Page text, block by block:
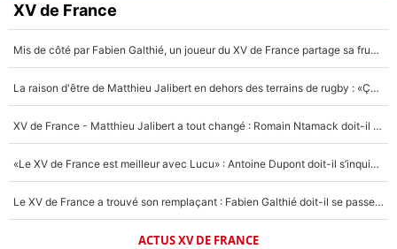
XV de France
Mis de côté par Fabien Galthié, un joueur du XV de France partage sa frustration : «ils ne me l’ont pas dit tout de suite»
La raison d'être de Matthieu Jalibert en dehors des terrains de rugby : «Ça m'atteint autant que si tu touches à un membre de ma famille»
XV de France - Matthieu Jalibert a tout changé : Romain Ntamack doit-il s’inquiéter pour sa place à un an de la Coupe du monde ?
«Le XV de France est meilleur avec Lucu» : Antoine Dupont doit-il s’inquiéter pour sa place ?
Le XV de France a trouvé son remplaçant : Fabien Galthié doit-il se passer d'Antoine Dupont ?
ACTUS XV DE FRANCE